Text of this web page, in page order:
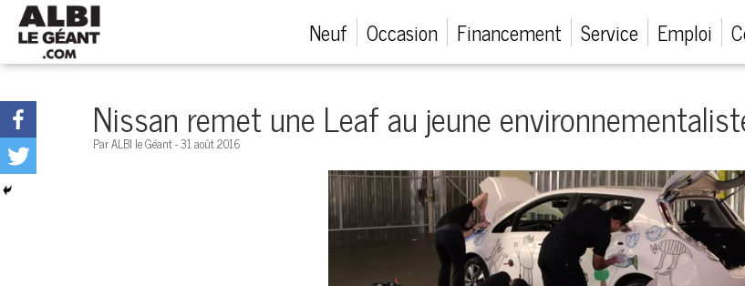
Menu
Véhicules d'occasion
Financement automobile
Neuf Occasion Financement Service Emploi
Nissan remet une Leaf au jeune
Par ALBI le Géant - 31 août 2016